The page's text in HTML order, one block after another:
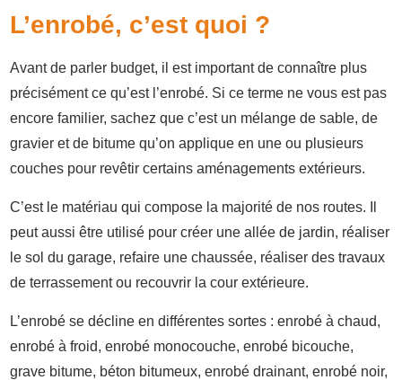
L’enrobé, c’est quoi ?
Avant de parler budget, il est important de connaître plus
précisément ce qu’est l’enrobé. Si ce terme ne vous est pas
encore familier, sachez que c’est un mélange de sable, de
gravier et de bitume qu’on applique en une ou plusieurs
couches pour revêtir certains aménagements extérieurs.
C’est le matériau qui compose la majorité de nos routes. Il
peut aussi être utilisé pour créer une allée de jardin, réaliser
le sol du garage, refaire une chaussée, réaliser des travaux
de terrassement ou recouvrir la cour extérieure.
L’enrobé se décline en différentes sortes : enrobé à chaud,
enrobé à froid, enrobé monocouche, enrobé bicouche,
grave bitume, béton bitumeux, enrobé drainant, enrobé noir,